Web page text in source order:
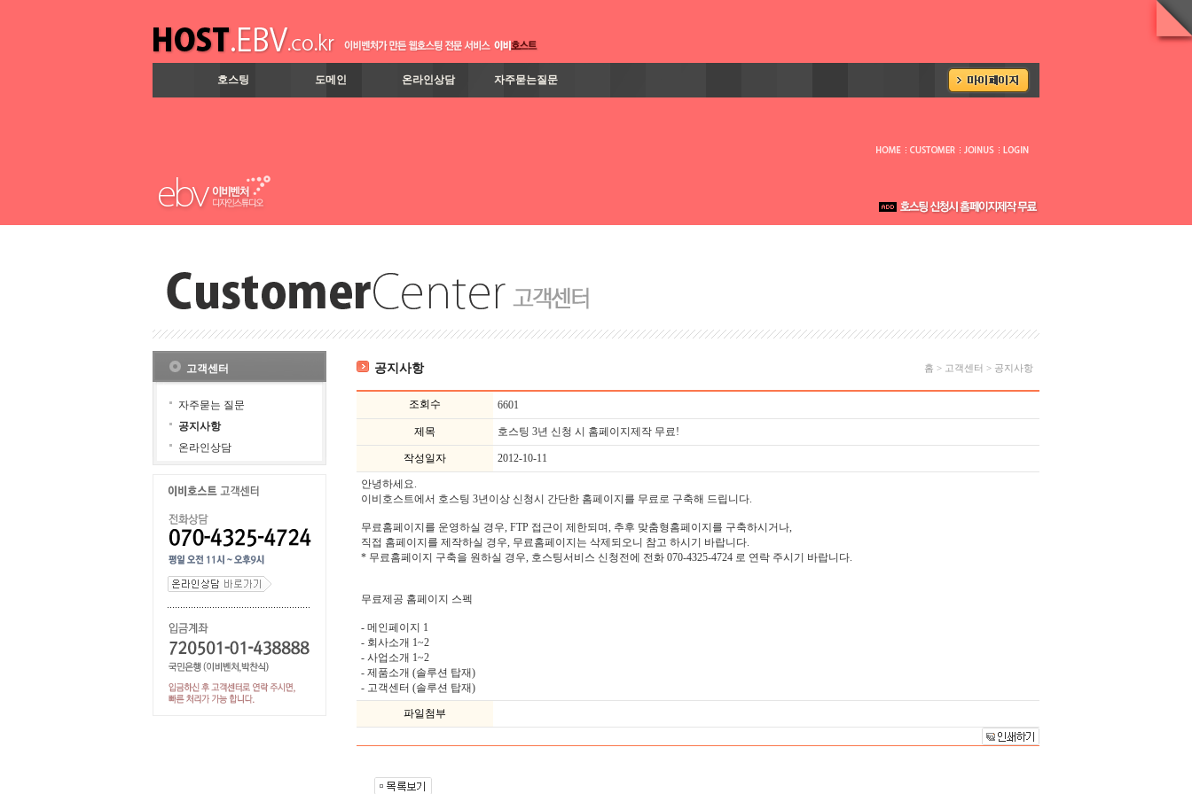
호스팅 도메인 온라인상담 자주묻는질문
고객센터
자주묻는 질문
공지사항
온라인상담
공지사항 홈 > 고객센터 > 공지사항
조회수 6601
제목 호스팅 3년 신청 시 홈페이지제작 무료!
작성일자 2012-10-11
안녕하세요.
이비호스트에서 호스팅 3년이상 신청시 간단한 홈페이지를 무료로 구축해 드립니다.
무료홈페이지를 운영하실 경우, FTP 접근이 제한되며, 추후 맞춤형홈페이지를 구축하시거나,
직접 홈페이지를 제작하실 경우, 무료홈페이지는 삭제되오니 참고 하시기 바랍니다.
* 무료홈페이지 구축을 원하실 경우, 호스팅서비스 신청전에 전화 070-4325-4724 로 연락 주시기 바랍니다.
무료제공 홈페이지 스펙
- 메인페이지 1
- 회사소개 1~2
- 사업소개 1~2
- 제품소개 (솔루션 탑재)
- 고객센터 (솔루션 탑재)
파일첨부